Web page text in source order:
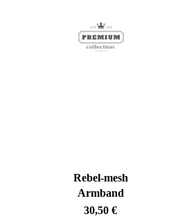
Rebel-mesh
Armband
30,50€